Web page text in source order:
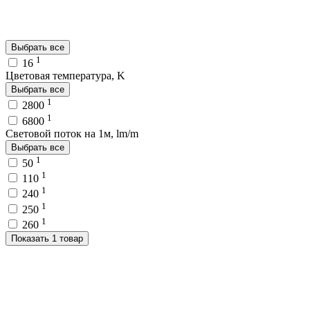
Выбрать все
16 1
Цветовая температура, K
Выбрать все
2800 1
6800 1
Световой поток на 1м, lm/m
Выбрать все
50 1
110 1
240 1
250 1
260 1
Показать 1 товар